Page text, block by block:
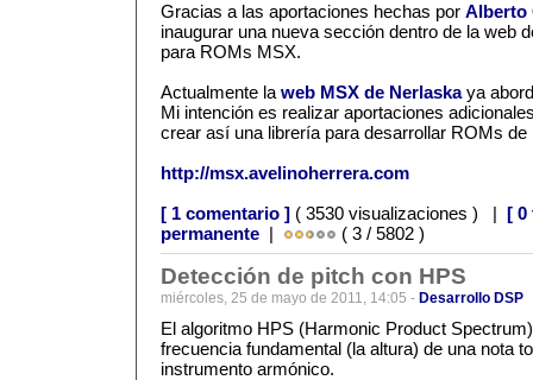
Gracias a las aportaciones hechas por Alberto
inaugurar una nueva sección dentro de la web
para ROMs MSX.
Actualmente la web MSX de Nerlaskaya
Mi intención es realizar aportaciones
crear así una librería para desarrollar ROMs de
http://msx.avelinoherrera.com
[ 1 comentario ] ( 3530 visualizaciones ) | [ 0
permanente | ( 3 / 5802 )
Detección de pitch con HPS
miércoles, 25 de mayo de 2011, 14:05 - Desarrollo DSP
El algoritmo HPS (Harmonic Product
frecuencia fundamental (la altura) de una nota
instrumento armónico.